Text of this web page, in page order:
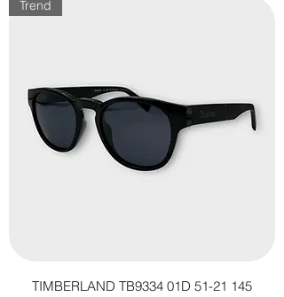
Trend
TIMBERLAND TB9334 01D 51-21 145